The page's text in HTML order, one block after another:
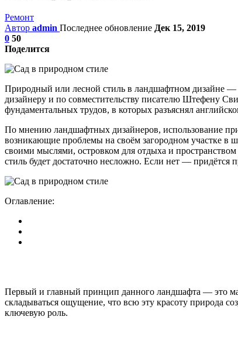
Ремонт
Автор admin Последнее обновление Дек 15, 2019
0 50
Поделится
Природный или лесной стиль в ландшафтном дизайне —
дизайнеру и по совместительству писателю Штефену
фундаментальных трудов, в которых разъяснял
По мнению ландшафтных дизайнеров, использование
возникающие проблемы на своём загородном участке в
своими мыслями, островком для отдыха и пространством
стиль будет достаточно несложно. Если нет — придётся
Оглавление:
Первый и главный принцип данного ландшафта — это
складываться ощущение, что всю эту красоту природа
ключевую роль.